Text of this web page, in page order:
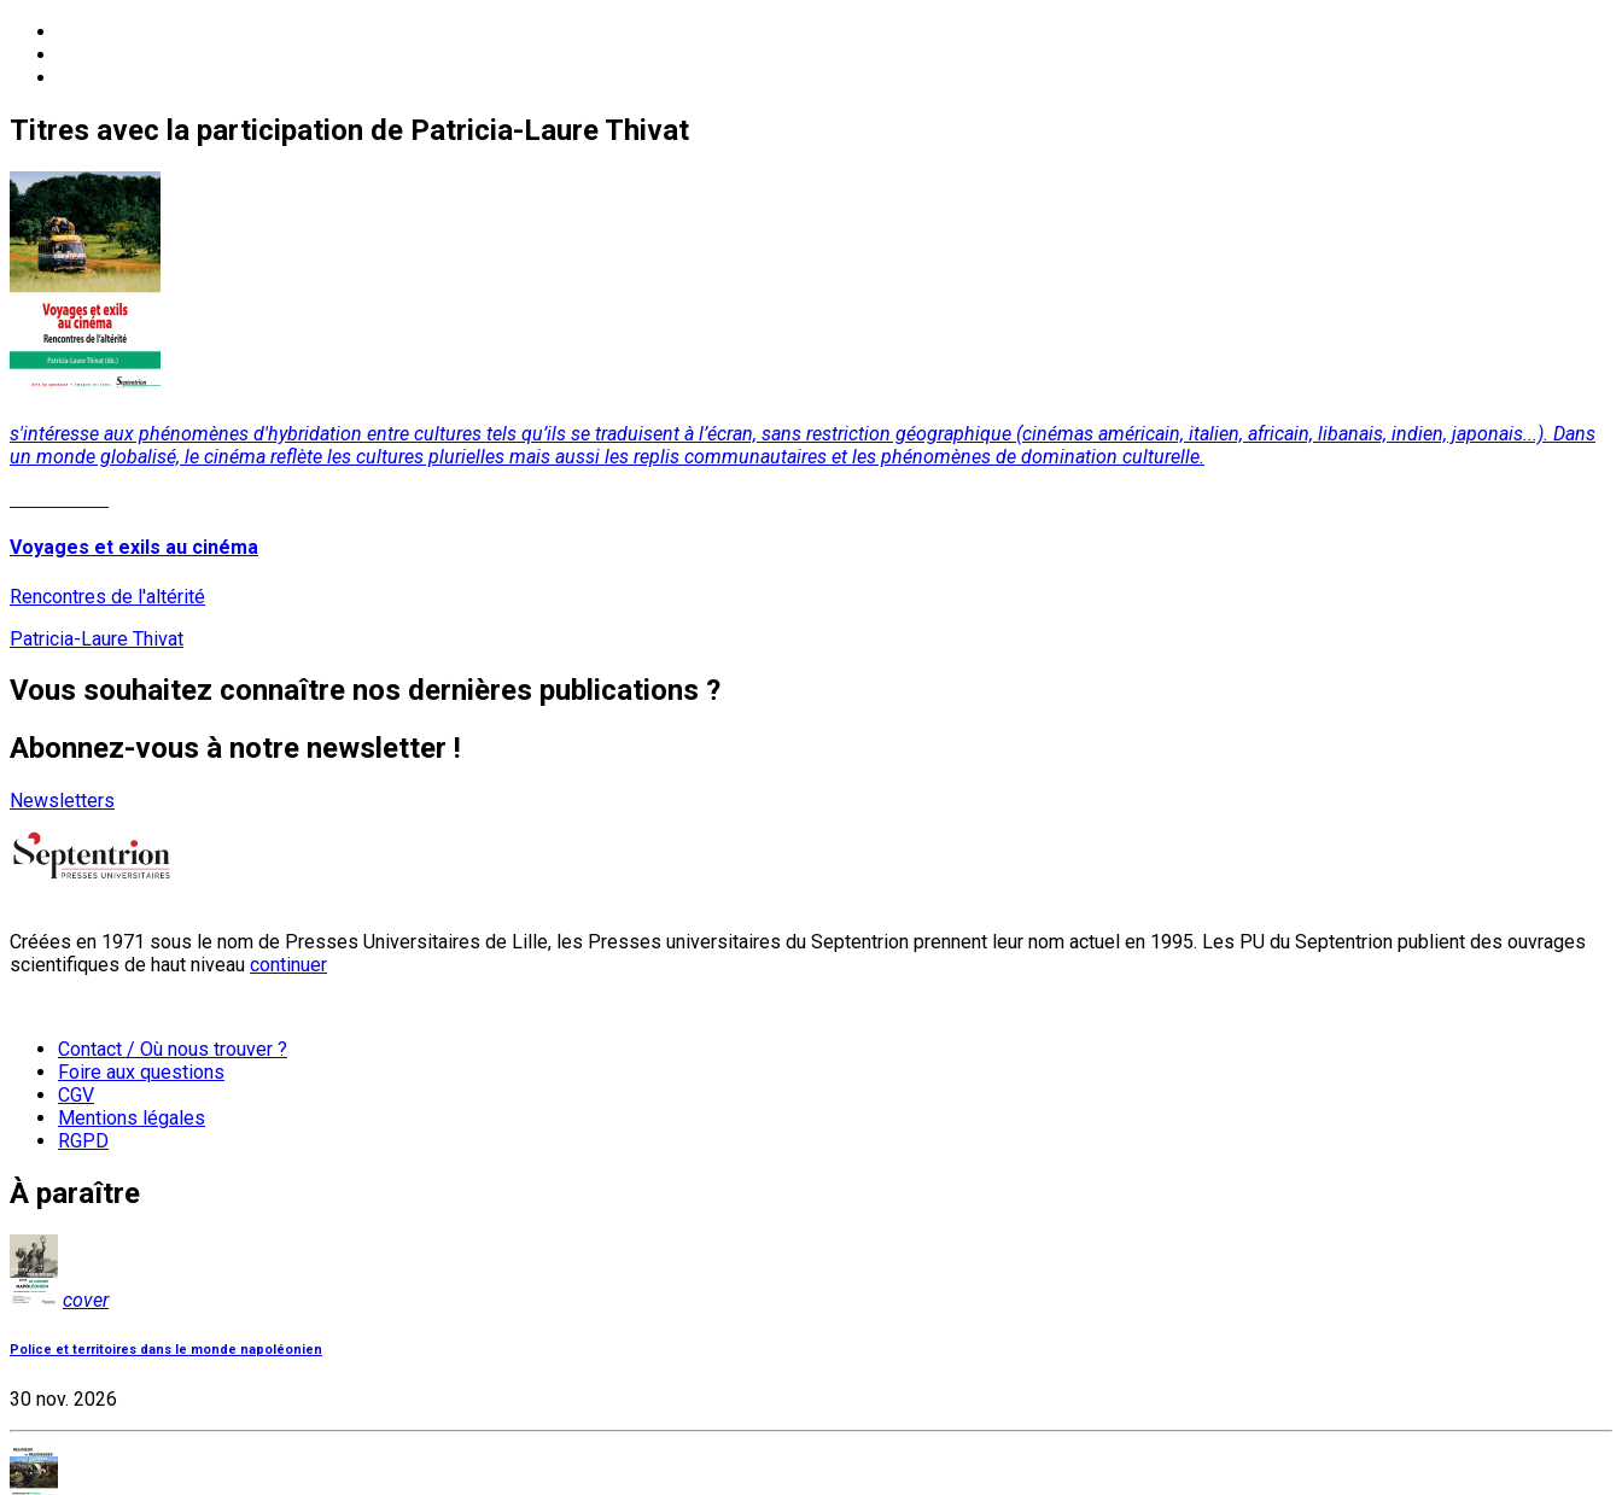
Titres avec la participation de Patricia-Laure Thivat
s'intéresse aux phénomènes d'hybridation entre cultures tels qu’ils se traduisent à l’écran, sans restriction géographique (cinémas américain, italien, africain, libanais, indien, japonais...). Dans
un monde globalisé, le cinéma reflète les cultures plurielles mais aussi les replis communautaires et les phénomènes de domination culturelle.
Voyages et exils au cinéma
Rencontres de l'altérité
Patricia-Laure Thivat
Vous souhaitez connaître nos dernières publications ?
Abonnez-vous à notre newsletter !
Newsletters
Créées en 1971 sous le nom de Presses Universitaires de Lille, les Presses universitaires du Septentrion prennent leur nom actuel en 1995. Les PU du Septentrion publient des ouvrages
scientifiques de haut niveau continuer
Contact / Où nous trouver ?
Foire aux questions
CGV
Mentions légales
RGPD
À paraître
cover
Police et territoires dans le monde napoléonien
30 nov. 2026